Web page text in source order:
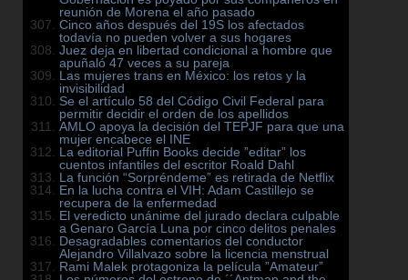
reunión de Morena el año pasado
Cinco años después del 19S los afectados
todavía no pueden volver a sus hogares
Juez deja en libertad condicional a hombre que
apuñaló 47 veces a su pareja
Las mujeres trans en México: los retos y la
invisibilidad
Se el artículo 58 del Código Civil Federal para
permitir decidir el orden de los apellidos
AMLO apoya la decisión del TEPJF para que una
mujer encabece el INE
La editorial Puffin Books decide ”editar” los
cuentos infantiles del escritor Roald Dahl
La función “Sorpréndeme” es retirada de Netflix
En la lucha contra el VIH: Adam Castillejo se
recupera de la enfermedad
El veredicto unánime del jurado declara culpable
a Genaro García Luna por cinco delitos penales
Desagradables comentarios del conductor
Alejandro Villalvazo sobre la licencia menstrual
Rami Malek protagoniza la película ”Amateur”